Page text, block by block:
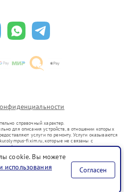
справочный характер.
для описания устройств, в отношении которых
услуги по ремонту. Услуги оказываются
fixim.ru, которые не связаны с
официальными представителями.
введенных в гражданский оборот в соответствии
цели индивидуализации услуг или введения
информирования о предоставляемых услугах по
публичной офертой, определяемой
РФ
cookie. Вы можете
использования
Согласен